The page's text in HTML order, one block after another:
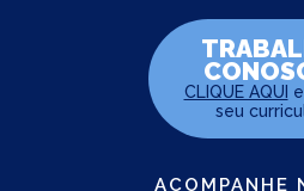
CLIQUE AQUI
seu
ACOMPANHE